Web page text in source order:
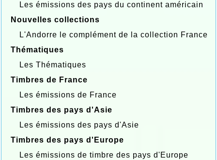
Les émissions des pays du continent américain
Nouvelles collections
L'Andorre le complément de la collection France
Thématiques
Les Thématiques
Timbres de France
Les émissions de France
Timbres des pays d'Asie
Les émissions des pays d'Asie
Timbres des pays d'Europe
Les émissions de timbre des pays d'Europe